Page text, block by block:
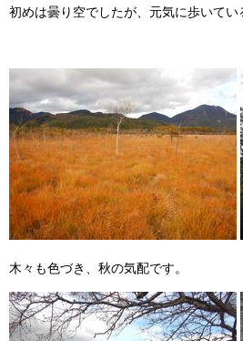
初めは曇り空でしたが、元気に歩いて
木々も色づき、秋の気配です。